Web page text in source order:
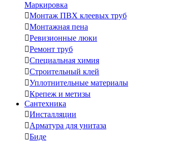
Маркировка
Монтаж ПВХ клеевых труб
Монтажная пена
Ревизионные люки
Ремонт труб
Специальная химия
Строительный клей
Уплотнительные материалы
Крепеж и метизы
Сантехника
Инсталляции
Арматура для унитаза
Биде